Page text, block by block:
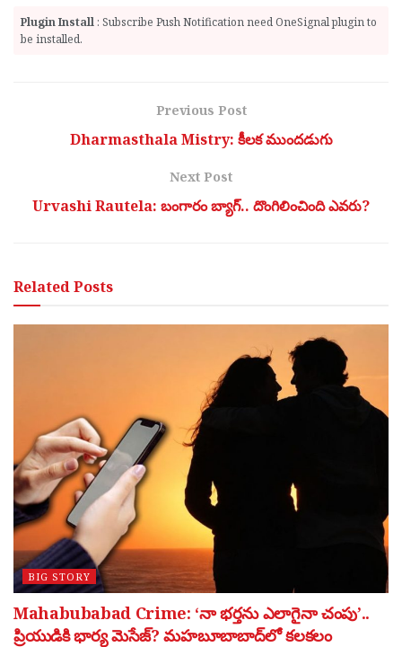
Plugin Install : Subscribe Push Notification need OneSignal plugin to
be installed.
Previous Post
Dharmasthala Mistry: కీలక ముందడుగు
Next Post
Urvashi Rautela: బంగారం బ్యాగ్.. దొంగిలించింది ఎవ‌రు?
RelatedPosts
BIG STORY
Mahabubabad Crime: ‘నా భర్తను ఎలాగైనా చంపు’..
ప్రియుడికి భార్య మెసేజ్? మహబూబాబాద్‌లో కలకలం